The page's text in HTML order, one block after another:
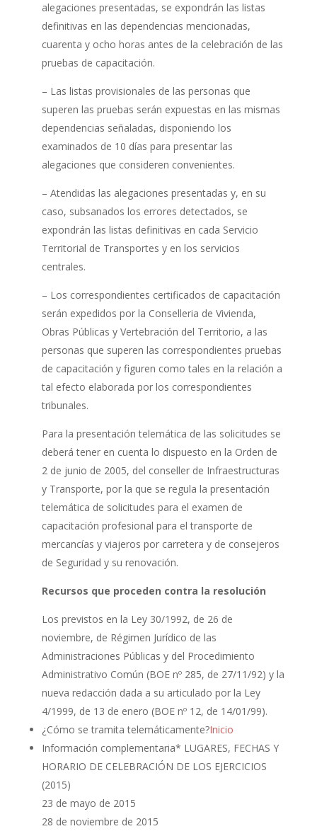
alegaciones presentadas, se expondrán las listas
definitivas en las dependencias mencionadas,
cuarenta y ocho horas antes de la celebración de las
pruebas de capacitación.
– Las listas provisionales de las personas que
superen las pruebas serán expuestas en las mismas
dependencias señaladas, disponiendo los
examinados de 10 días para presentar las
alegaciones que consideren convenientes.
– Atendidas las alegaciones presentadas y, en su
caso, subsanados los errores detectados, se
expondrán las listas definitivas en cada Servicio
Territorial de Transportes y en los servicios
centrales.
– Los correspondientes certificados de capacitación
serán expedidos por la Conselleria de Vivienda,
Obras Públicas y Vertebración del Territorio, a las
personas que superen las correspondientes pruebas
de capacitación y figuren como tales en la relación a
tal efecto elaborada por los correspondientes
tribunales.
Para la presentación telemática de las solicitudes se
deberá tener en cuenta lo dispuesto en la Orden de
2 de junio de 2005, del conseller de Infraestructuras
y Transporte, por la que se regula la presentación
telemática de solicitudes para el examen de
capacitación profesional para el transporte de
mercancías y viajeros por carretera y de consejeros
de Seguridad y su renovación.
Recursos que proceden contra la resolución
Los previstos en la Ley 30/1992, de 26 de
noviembre, de Régimen Jurídico de las
Administraciones Públicas y del Procedimiento
Administrativo Común (BOE nº 285, de 27/11/92) y la
nueva redacción dada a su articulado por la Ley
4/1999, de 13 de enero (BOE nº 12, de 14/01/99).
¿Cómo se tramita telemáticamente?Inicio
Información complementaria* LUGARES, FECHAS Y
HORARIO DE CELEBRACIÓN DE LOS EJERCICIOS
(2015)
23 de mayo de 2015
28 de noviembre de 2015